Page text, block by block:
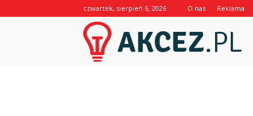
czwartek, sierpień 6, 2026 O nas Reklama